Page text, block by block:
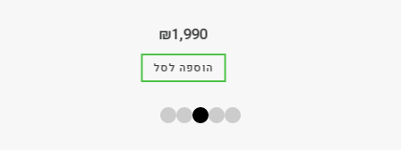
₪1,990
הוספה לסל